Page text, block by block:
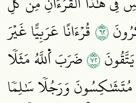
٢٦ قُرۡءَانًا عَرَبِيًّا غَيۡرَ
٢٧ضَرَبَ اَ۬للَّهُ مَثَلٗا
مُتَشَٰكِسُونَ وَرَجُلٗا سَٰلِمٗا